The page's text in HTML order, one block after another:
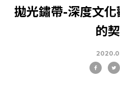
最新
關於
社會
拋光鏽帶-深度文
的